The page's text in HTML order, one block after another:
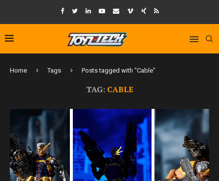
Home Tags Posts tagged with "Cable"
TAG: CABLE